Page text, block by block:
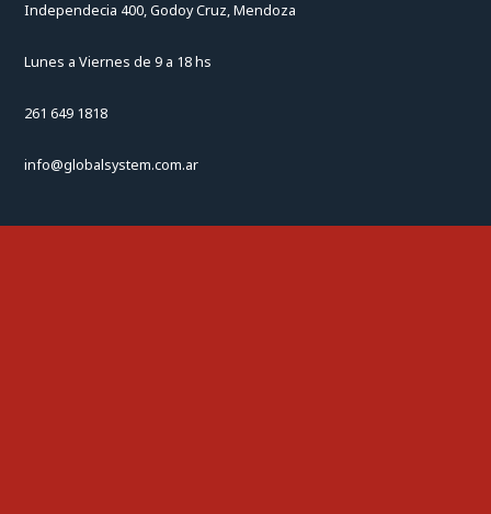
Independecia 400, Godoy Cruz, Mendoza
Lunes a Viernes de 9 a 18 hs
261 649 1818
info@globalsystem.com.ar